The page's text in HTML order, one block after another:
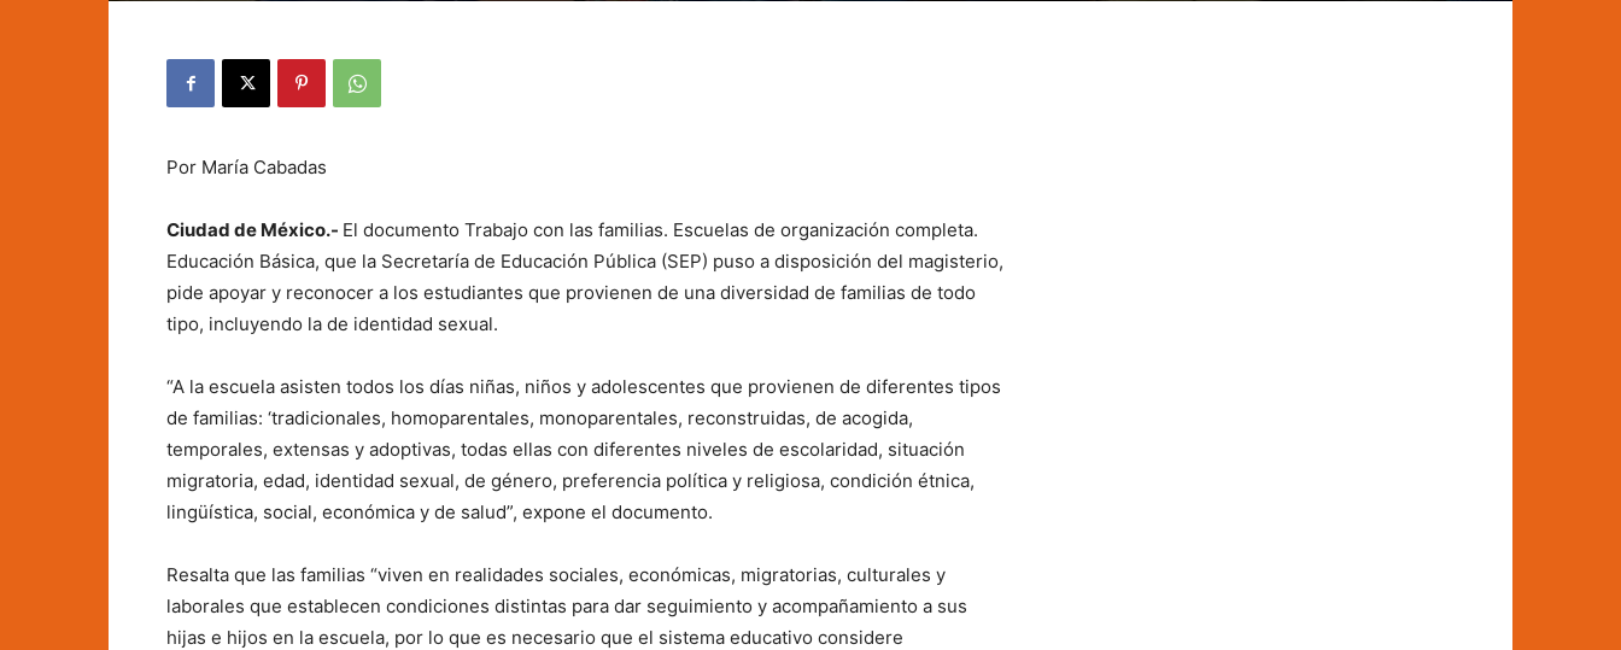
Por María Cabadas
Ciudad de México.- El documento Trabajo con las familias. Escuelas de organización completa.
Educación Básica, que la Secretaría de Educación Pública (SEP) puso a disposición del magisterio,
pide apoyar y reconocer a los estudiantes que provienen de una diversidad de familias de todo
tipo, incluyendo la de identidad sexual.
“A la escuela asisten todos los días niñas, niños y adolescentes que provienen de diferentes tipos
de familias: ‘tradicionales, homoparentales, monoparentales, reconstruidas, de acogida,
temporales, extensas y adoptivas, todas ellas con diferentes niveles de escolaridad, situación
migratoria, edad, identidad sexual, de género, preferencia política y religiosa, condición étnica,
lingüística, social, económica y de salud”, expone el documento.
Resalta que las familias “viven en realidades sociales, económicas, migratorias, culturales y
laborales que establecen condiciones distintas para dar seguimiento y acompañamiento a sus
hijas e hijos en la escuela, por lo que es necesario que el sistema educativo considere